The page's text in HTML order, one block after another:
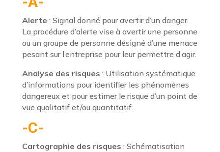
Alerte : Signal donné pour avertir d’un danger.
La procédure d’alerte vise à avertir une personne
ou un groupe de personne désigné d’une menace
pesant sur l’entreprise pour leur permettre d’agir.
Analyse des risques : Utilisation systématique
d’informations pour identifier les phénomènes
dangereux et pour estimer le risque d’un point de
vue qualitatif et/ou quantitatif.
-C-
Cartographie des risques : Schématisation